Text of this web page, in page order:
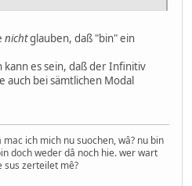
nichtglauben, daß "bin" ein
es sein, daß der Infinitiv
auch bei sämtlichen Modal
ich mich nu suochen, wâ? nu bin
doch weder dâ noch hie. wer wart
sus zerteilet mê?